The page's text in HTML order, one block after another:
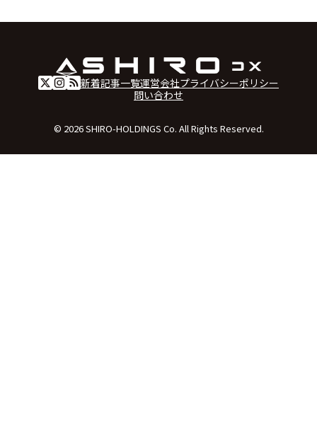
新着記事一覧運営会社プライバシーポリシー
問い合わせ
© 2026 SHIRO-HOLDINGS Co. All Rights Reserved.